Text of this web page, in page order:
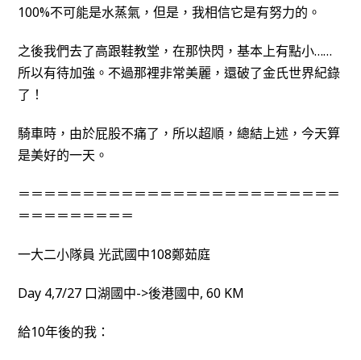
100%不可能是水蒸氣，但是，我相信它是有努力的。
之後我們去了高跟鞋教堂，在那快閃，基本上有點小……
所以有待加強。不過那裡非常美麗，還破了金氏世界紀錄
了！
騎車時，由於屁股不痛了，所以超順，總結上述，今天算
是美好的一天。
＝＝＝＝＝＝＝＝＝＝＝＝＝＝＝＝＝＝＝＝＝＝＝＝＝
＝＝＝＝＝＝＝＝＝
一大二小隊員 光武國中108鄭茹庭
Day 4,7/27 口湖國中->後港國中, 60 KM
給10年後的我：